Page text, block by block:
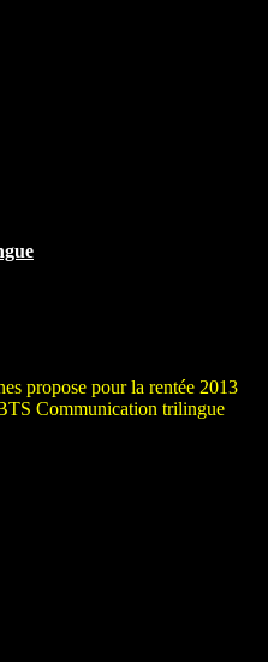
propose pour la rentée 2013
Communication trilingue